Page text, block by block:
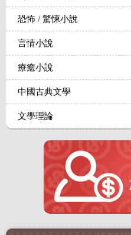
恐怖 / 驚悚小說
言情小說
療癒小說
中國古典文學
文學理論